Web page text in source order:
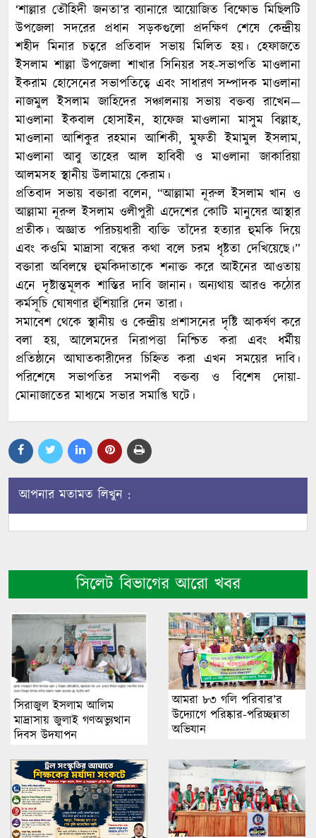
​‘শাল্লার তৌহিদী জনতা’র ব্যানারে আয়োজিত বিক্ষোভ মিছিলটি
উপজেলা সদরের প্রধান সড়কগুলো প্রদক্ষিণ শেষে কেন্দ্রীয়
শহীদ মিনার চত্বরে প্রতিবাদ সভায় মিলিত হয়। হেফাজতে
ইসলাম শাল্লা উপজেলা শাখার সিনিয়র সহ-সভাপতি মাওলানা
ইকরাম হোসেনের সভাপতিত্বে এবং সাধারণ সম্পাদক মাওলানা
নাজমুল ইসলাম জাহিদের সঞ্চালনায় সভায় বক্তব্য রাখেন—
মাওলানা ইকবাল হোসাইন, হাফেজ মাওলানা মাসুম বিল্লাহ,
মাওলানা আশিকুর রহমান আশিকী, মুফতী ইমামুল ইসলাম,
মাওলানা আবু তাহের আল হাবিবী ও মাওলানা জাকারিয়া
আলমসহ স্থানীয় উলামায়ে কেরাম।
​প্রতিবাদ সভায় বক্তারা বলেন, “আল্লামা নূরুল ইসলাম খান ও
আল্লামা নূরুল ইসলাম ওলীপুরী এদেশের কোটি মানুষের আস্থার
প্রতীক। অজ্ঞাত পরিচয়ধারী ব্যক্তি তাঁদের হত্যার হুমকি দিয়ে
এবং কওমি মাদ্রাসা বন্ধের কথা বলে চরম ধৃষ্টতা দেখিয়েছে।”
বক্তারা অবিলম্বে হুমকিদাতাকে শনাক্ত করে আইনের আওতায়
এনে দৃষ্টান্তমূলক শাস্তির দাবি জানান। অন্যথায় আরও কঠোর
কর্মসূচি ঘোষণার হুঁশিয়ারি দেন তারা।
​সমাবেশ থেকে স্থানীয় ও কেন্দ্রীয় প্রশাসনের দৃষ্টি আকর্ষণ করে
বলা হয়, আলেমদের নিরাপত্তা নিশ্চিত করা এবং ধর্মীয়
প্রতিষ্ঠানে আঘাতকারীদের চিহ্নিত করা এখন সময়ের দাবি।
পরিশেষে সভাপতির সমাপনী বক্তব্য ও বিশেষ দোয়া-
মোনাজাতের মাধ্যমে সভার সমাপ্তি ঘটে।
আপনার মতামত লিখুন :
সিলেট বিভাগের আরো খবর
সিরাজুল ইসলাম আলিম
মাদ্রাসায় জুলাই গণঅভ্যুত্থান
দিবস উদযাপন
আমরা ৮৩ গলি পরিবার’র
উদ্যোগে পরিষ্কার-পরিচ্ছন্নতা
অভিযান